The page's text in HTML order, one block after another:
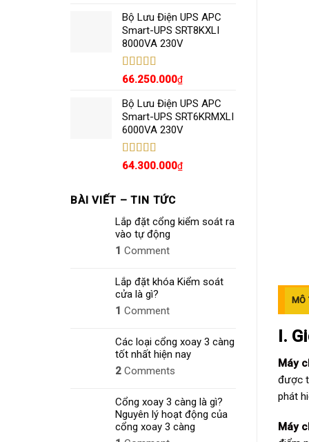
sao
Bộ Lưu Điện UPS APC
Smart-UPS SRT8KXLI
8000VA 230V
Được xếp
sao
66.250.000₫
Bộ Lưu Điện UPS APC
Smart-UPS SRT6KRMXLI
6000VA 230V
Được xếp
64.300.000₫
BÀI VIẾT – TIN TỨC
Lắp đặt cổng kiểm soát ra
vào tự động
1 Comment
Lắp đặt khóa Kiểm soát
cửa là gì?
1 Comment
Các loại cổng xoay 3 càng
tốt nhất hiện nay
2 Comments
Cổng xoay 3 càng là gì?
Nguyên lý hoạt động của
cổng xoay 3 càng
MÔ
I.
Máy
được
phát
Máy